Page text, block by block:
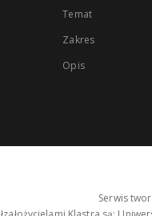
Temat
Zakres
Opis
Serwis